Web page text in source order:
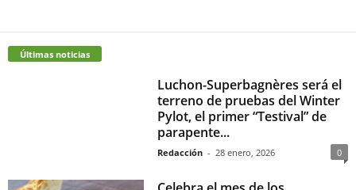
Últimas noticias
Luchon-Superbagnères será el
terreno de pruebas del Winter
Pylot, el primer “Testival” de
parapente...
Redacción - 28 enero, 2026 0